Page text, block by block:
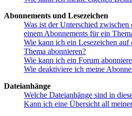
Abonnements und Lesezeichen
Was ist der Unterschied zwischen
einem Abonnements für ein
Wie kann ich ein Lesezeichen auf
Thema abonnieren?
Wie kann ich ein Forum
Wie deaktiviere ich meine
Dateianhänge
Welche Dateianhänge sind in
Kann ich eine Übersicht all